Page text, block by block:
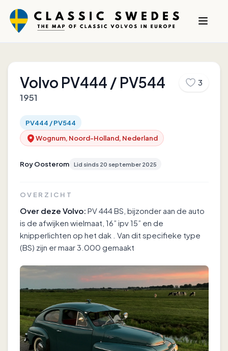
Volvo PV444 / PV544
1951
3
PV444 / PV544
Wognum, Noord-Holland, Nederland
Roy Oosterom Lid sinds 20 september 2025
OVERZICHT
Over deze Volvo: PV 444 BS, bijzonder aan de auto
is de afwijken wielmaat, 16” ipv 15” en de
knipperlichten op het dak . Van dit specifieke type
(BS) zijn er maar 3.000 gemaakt